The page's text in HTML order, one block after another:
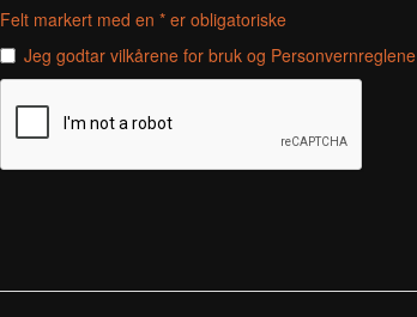
Felt markert med en * er obligatoriske
Jeg godtar vilkårene for bruk og Personvernreglene